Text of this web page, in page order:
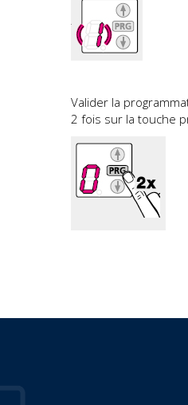
Valider la
2 fois sur la touche